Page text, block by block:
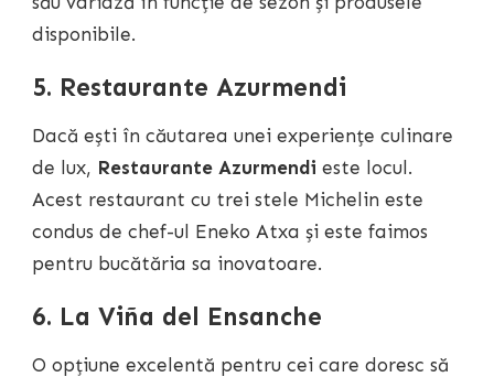
disponibile.
5. Restaurante Azurmendi
Dacă ești în căutarea unei experiențe culinare
de lux, Restaurante Azurmendi este locul.
Acest restaurant cu trei stele Michelin este
condus de chef-ul Eneko Atxa și este faimos
pentru bucătăria sa inovatoare.
6. La Viña del Ensanche
O opțiune excelentă pentru cei care doresc să